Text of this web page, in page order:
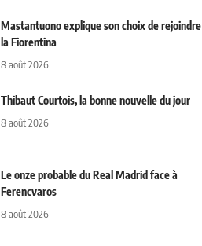
Mastantuono explique son choix de rejoindre
la Fiorentina
8 août 2026
Thibaut Courtois, la bonne nouvelle du jour
8 août 2026
Le onze probable du Real Madrid face à
Ferencvaros
8 août 2026